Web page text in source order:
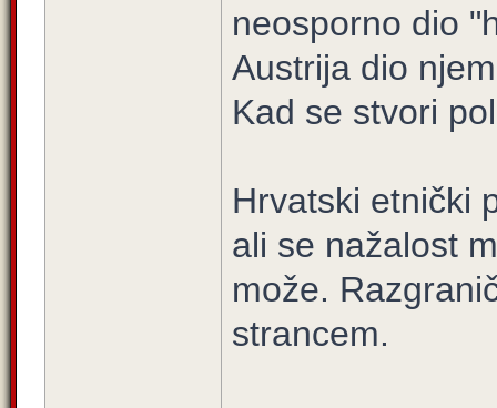
neosporno dio
Austrija dio
Kad se stvori
Hrvatski etnički
ali se nažalost
može.
strancem.